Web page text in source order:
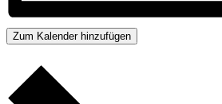
Zum Kalender hinzufügen